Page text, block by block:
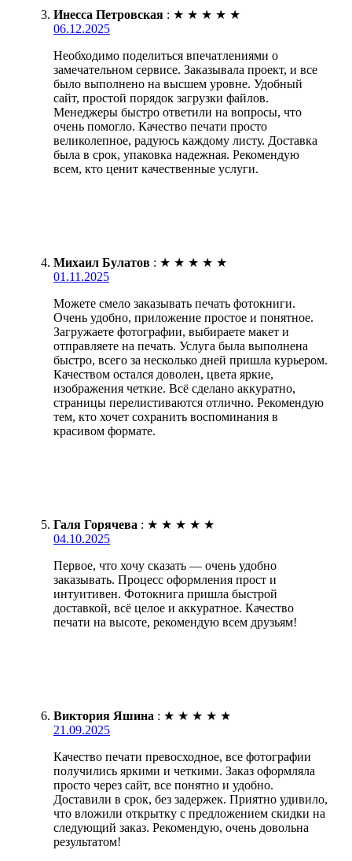
Инесса Петровская : ★ ★ ★ ★ ★
06.12.2025
Необходимо поделиться впечатлениями о
замечательном сервисе. Заказывала проект, и все
было выполнено на высшем уровне. Удобный
сайт, простой порядок загрузки файлов.
Менеджеры быстро ответили на вопросы, что
очень помогло. Качество печати просто
великолепное, радуюсь каждому листу. Доставка
была в срок, упаковка надежная. Рекомендую
всем, кто ценит качественные услуги.
Михаил Булатов : ★ ★ ★ ★ ★
01.11.2025
Можете смело заказывать печать фотокниги.
Очень удобно, приложение простое и понятное.
Загружаете фотографии, выбираете макет и
отправляете на печать. Услуга была выполнена
быстро, всего за несколько дней пришла курьером.
Качеством остался доволен, цвета яркие,
изображения четкие. Всё сделано аккуратно,
страницы перелистиваются отлично. Рекомендую
тем, кто хочет сохранить воспоминания в
красивом формате.
Галя Горячева : ★ ★ ★ ★ ★
04.10.2025
Первое, что хочу сказать — очень удобно
заказывать. Процесс оформления прост и
интуитивен. Фотокнига пришла быстрой
доставкой, всё целое и аккуратное. Качество
печати на высоте, рекомендую всем друзьям!
Виктория Яшина : ★ ★ ★ ★ ★
21.09.2025
Качество печати превосходное, все фотографии
получились яркими и четкими. Заказ оформляла
просто через сайт, все понятно и удобно.
Доставили в срок, без задержек. Приятно удивило,
что вложили открытку с предложением скидки на
следующий заказ. Рекомендую, очень довольна
результатом!